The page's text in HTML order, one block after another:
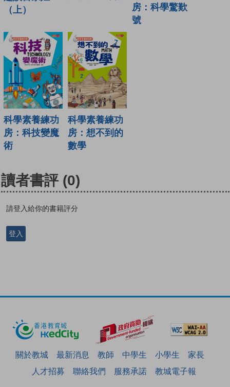
（上）
房：科學驚歎
號
科學素養練功
房：科技變魔
術
科學素養練功
房：想不到的
數學
讀者書評 (0)
請登入給你的書籍評分
登入
關於教城 最新消息 教師 中學生 小學生
家長
人才招募
聯絡我們 服務承諾 教城電子報